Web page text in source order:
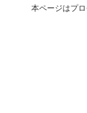
本ページはプ